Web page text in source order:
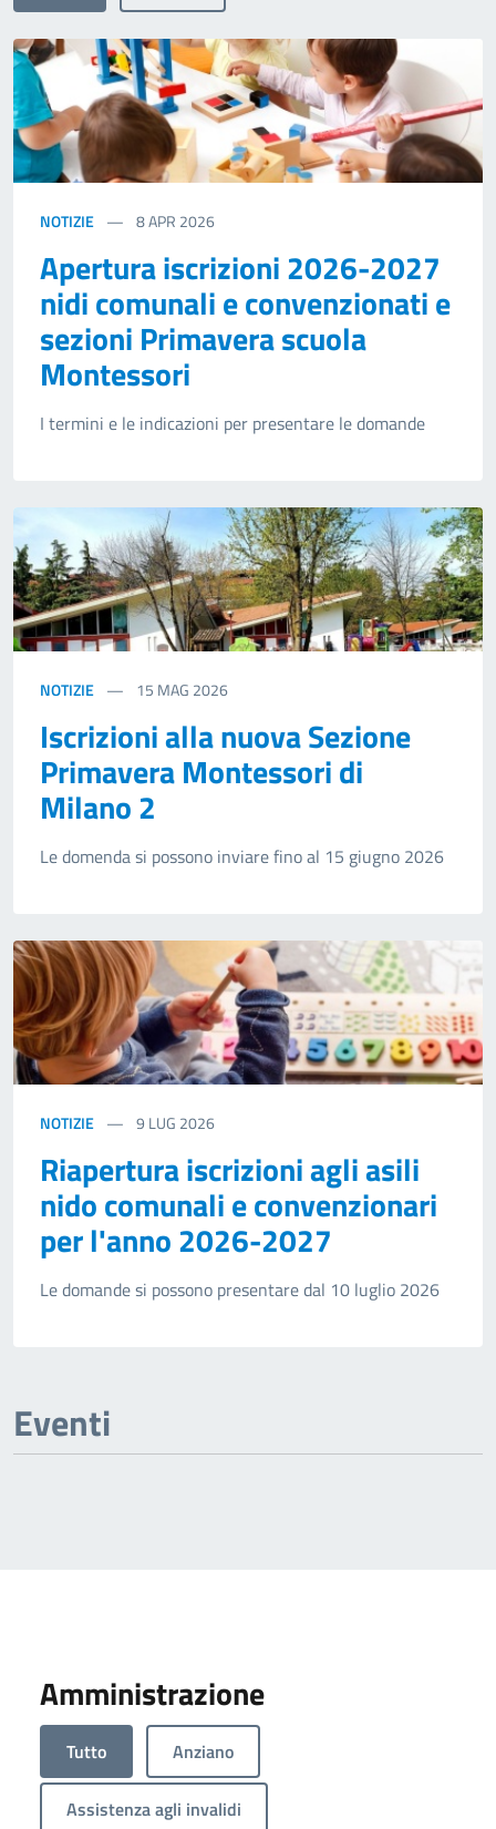
NOTIZIE 8APR 2026
Apertura iscrizioni 2026-2027
nidi comunali e convenzionati e
sezioni Primavera scuola
Montessori
I termini e le indicazioni per presentare le domande
NOTIZIE 15 MAG 2026
Iscrizioni alla nuova Sezione
Primavera Montessori di
Milano 2
Le domenda si possono inviare fino al 15 giugno 2026
NOTIZIE 9 LUG 2026
Riapertura iscrizioni agli asili
nido comunali e convenzionari
per l'anno 2026-2027
Le domande si possono presentare dal 10 luglio 2026
Eventi
Amministrazione
Tutto Anziano
Assistenza agli invalidi